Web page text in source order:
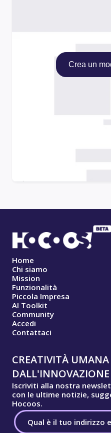
Crea un
Home
Chi siamo
Mission
Funzionalità
Piccola Impresa
AI Toolkit
Community
Accedi
Contattaci
CREATIVITÀ
Iscriviti alla nostra
con le ultime notizie,
Hocoos.